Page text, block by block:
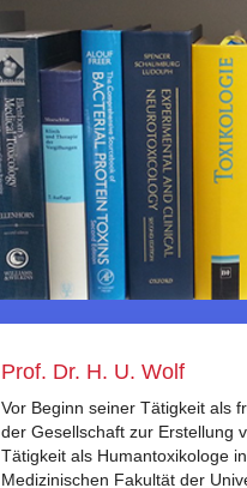
Prof. Dr. H. U. Wolf
Vor Beginn seiner Tätigkeit als
der Gesellschaft zur Erstellung
Tätigkeit als Humantoxikologe
Medizinischen Fakultät der